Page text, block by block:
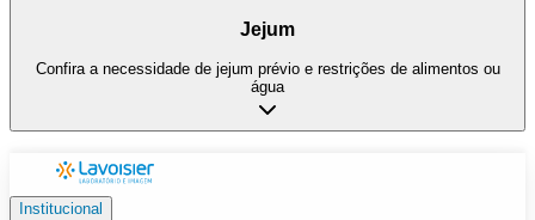
Jejum
Confira a necessidade de jejum prévio e restrições de alimentos ou
água
Institucional